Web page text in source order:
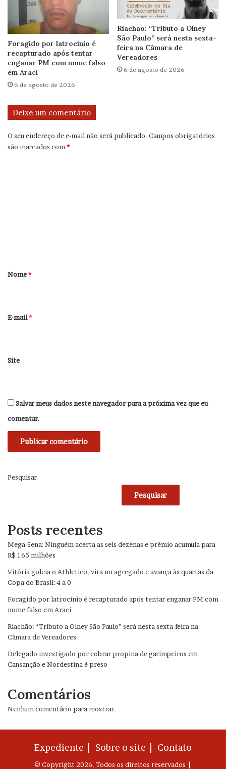
Foragido por latrocínio é
recapturado após tentar
enganar PM com nome falso
em Araci
6 de agosto de 2026
Riachão: “Tributo a Olney
São Paulo” será nesta sexta-
feira na Câmara de
Vereadores
6 de agosto de 2026
Deixe um comentário
O seu endereço de e-mail não será publicado. Campos obrigatórios
são marcados com *
r
*
Nome*
E-mail*
Site
Salvar meus dados neste navegador para a próxima vez que eu
comentar.
Pesquisar
Pesquisar
Posts recentes
Mega-Sena: Ninguém acerta as seis dezenas e prêmio acumula para
R$ 165 milhões
Vitória goleia o Athletico, vira no agregado e avança às quartas da
Copa do Brasil: 4 a 0
Foragido por latrocínio é recapturado após tentar enganar PM com
nome falso em Araci
Riachão: “Tributo a Olney São Paulo” será nesta sexta-feira na
Câmara de Vereadores
Delegado investigado por cobrar propina de garimpeiros em
Cansanção e Nordestina é preso
Comentários
Nenhum comentário para mostrar.
Expediente | Sobre o site | Contato
© Copyright 2026, Todos os direitos reservados |